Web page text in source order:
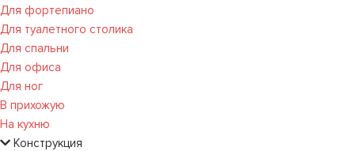
Для фортепиано
Для туалетного столика
Для спальни
Для офиса
Для ног
В прихожую
На кухню
Конструкция